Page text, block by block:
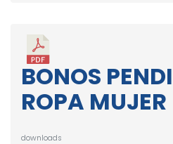
BONOS
ROPA MUJER
downloads